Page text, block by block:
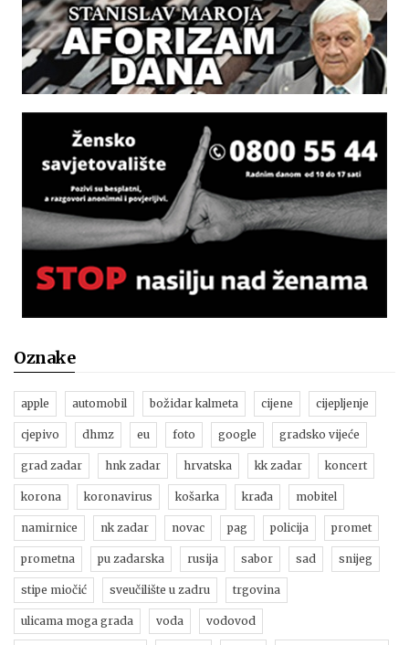
Oznake
apple automobil božidar kalmeta cijene cijepljenje
cjepivo dhmz eu foto google gradsko vijeće
grad zadar hnk zadar hrvatska kk zadar koncert
korona koronavirus košarka krađa mobitel
namirnice nk zadar novac pag policija promet
prometna pu zadarska rusija sabor sad snijeg
stipe miočić sveučilište u zadru trgovina
ulicama moga grada voda vodovod